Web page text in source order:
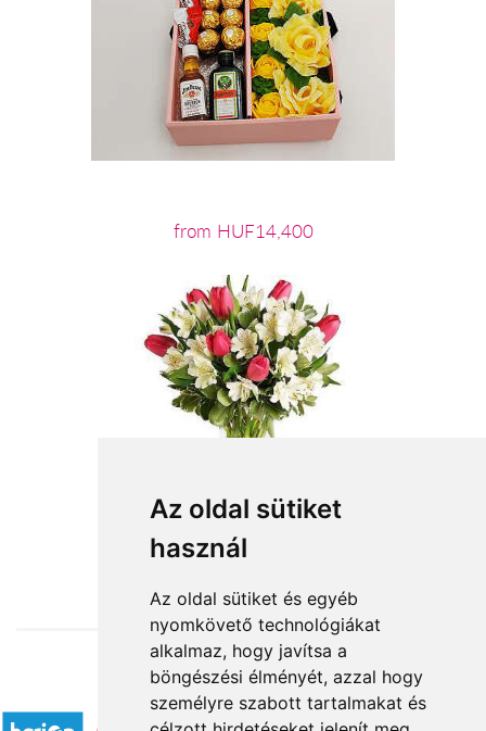
Az oldal sütiket
használ
Az oldal sütiket és egyéb
nyomkövető technológiákat
alkalmaz, hogy javítsa a
böngészési élményét, azzal hogy
személyre szabott tartalmakat és
from HUF14,400
from HUF30,000
Accepted payment methods